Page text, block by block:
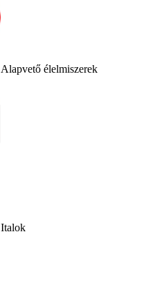
Alapvető élelmiszerek
Italok